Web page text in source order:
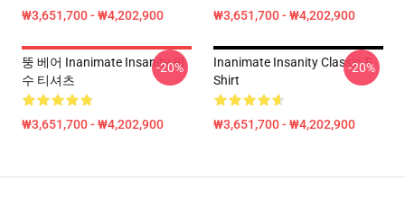
₩3,651,700 - ₩4,202,900 ₩3,651,700 - ₩4,202,900
뚱 베어 Inanimate Insanity 필
수 티셔츠
₩3,651,700 - ₩4,202,900
-20%
Inanimate Insanity Classic T-
Shirt
₩3,651,700 - ₩4,202,900
-20%